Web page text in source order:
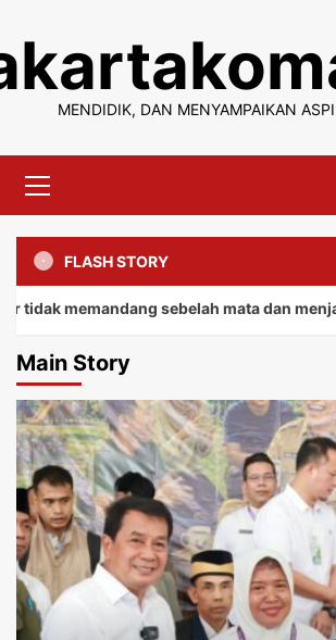
content
MENDIDIK, DAN MENYAMPAIKAN
Menu
FLASH STORY
sebelah mata dan menjauhi para
Main Story